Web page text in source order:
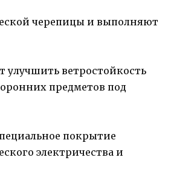
черепицы и выполняют
ветростойкость
предметов под
покрытие
электричества и